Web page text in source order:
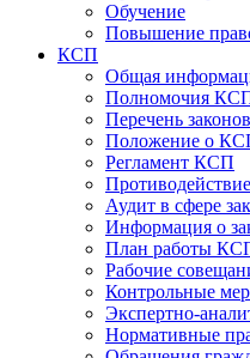
Обучение
Повышение
КСП
Общая
Полномочия
Перечень законов
Положение о
Регламент КСП
Аудит в сфере
Информация о
План работы
Рабочие
Контрольные
Экспертно-
Нормативные